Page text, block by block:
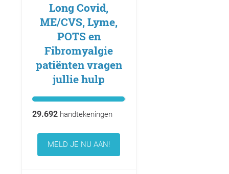
Long Covid,
ME/CVS, Lyme,
POTS en
Fibromyalgie
patiënten vragen
jullie hulp
29.692handtekeningen
MELD JE NU AAN!